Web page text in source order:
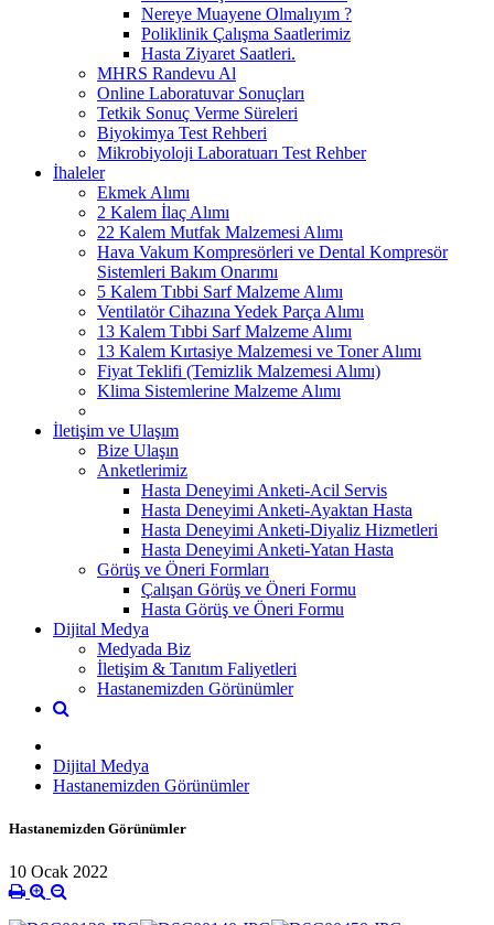
Nereye Muayene Olmalıyım ?
Poliklinik Çalışma Saatlerimiz
Hasta Ziyaret Saatleri.
MHRS Randevu Al
Online Laboratuvar Sonuçları
Tetkik Sonuç Verme Süreleri
Biyokimya Test Rehberi
Mikrobiyoloji Laboratuarı Test Rehber
İhaleler
Ekmek Alımı
2 Kalem İlaç Alımı
22 Kalem Mutfak Malzemesi Alımı
Hava Vakum Kompresörleri ve Dental Kompresör
Sistemleri Bakım Onarımı
5 Kalem Tıbbi Sarf Malzeme Alımı
Ventilatör Cihazına Yedek Parça Alımı
13 Kalem Tıbbi Sarf Malzeme Alımı
13 Kalem Kırtasiye Malzemesi ve Toner Alımı
Fiyat Teklifi (Temizlik Malzemesi Alımı)
Klima Sistemlerine Malzeme Alımı
İletişim ve Ulaşım
Bize Ulaşın
Anketlerimiz
Hasta Deneyimi Anketi-Acil Servis
Hasta Deneyimi Anketi-Ayaktan Hasta
Hasta Deneyimi Anketi-Diyaliz Hizmetleri
Hasta Deneyimi Anketi-Yatan Hasta
Görüş ve Öneri Formları
Çalışan Görüş ve Öneri Formu
Hasta Görüş ve Öneri Formu
Dijital Medya
Medyada Biz
İletişim & Tanıtım Faliyetleri
Hastanemizden Görünümler
Dijital Medya
Hastanemizden Görünümler
Hastanemizden Görünümler
10 Ocak 2022